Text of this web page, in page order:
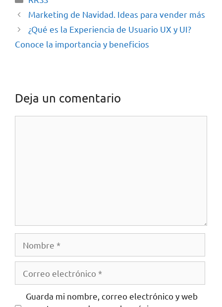
Marketing de Navidad. Ideas para vender más
¿Qué es la Experiencia de Usuario UX y UI?
Conoce la importancia y beneficios
Deja un comentario
Guarda mi nombre, correo electrónico y web